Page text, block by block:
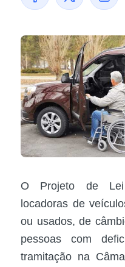
O Projeto de
locadoras de
ou usados, de
pessoas com
tramitação na